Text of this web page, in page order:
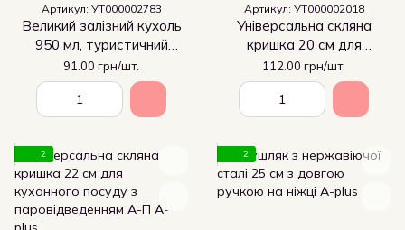
Артикул: УТ000002783
Великий залізний кухоль
950 мл, туристичний
посуд 0276 А-П
91.00 грн/шт.
Артикул: УТ000002018
Універсальна скляна
кришка 20 см для
кухонного посуду з
паровідведенням А-П
112.00 грн/шт.
2 2